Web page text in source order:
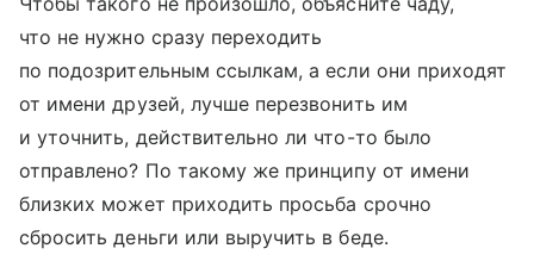
что не нужно сразу переходить
по подозрительным ссылкам, а если они приходят
от имени друзей, лучше перезвонить им
и уточнить, действительно ли что-то было
отправлено? По такому же принципу от имени
близких может приходить просьба срочно
сбросить деньги или выручить в беде.